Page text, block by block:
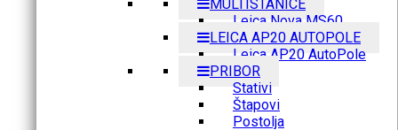
MULTISTANICE
Leica Nova MS60
LEICA AP20 AUTOPOLE
Leica AP20 AutoPole
PRIBOR
Stativi
Štapovi
Postolja